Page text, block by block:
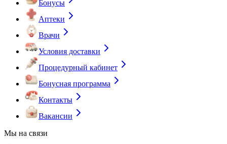
Бонусы
Аптеки
Врачи
Условия доставки
Процедурный кабинет
Бонусная программа
Контакты
Вакансии
Мы на связи